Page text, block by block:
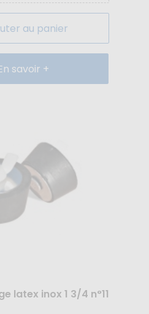
au panier
savoir +
latex inox 1 3/4 n°11